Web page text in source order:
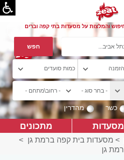
והמלצות על מסעדות בתי קפה וברים
כשר מהדרין
מסעדות מתכונים
> מסעדות בית קפה ברמת גן >
גן